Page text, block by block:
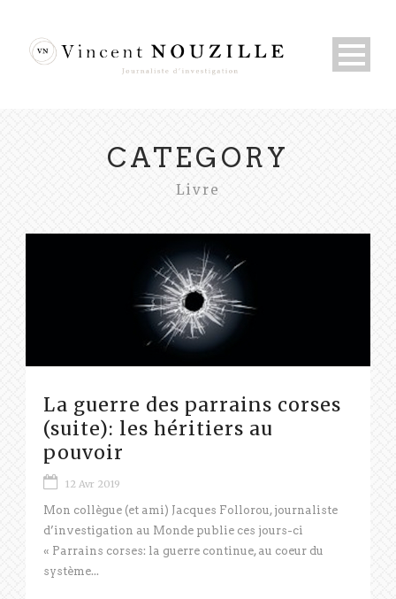
CATEGORY
Livre
La guerre des parrains corses
(suite): les héritiers au
pouvoir
12 Avr 2019
Mon collègue (et ami) Jacques Follorou, journaliste
d’investigation au Monde publie ces jours-ci
« Parrains corses: la guerre continue, au coeur du
système...